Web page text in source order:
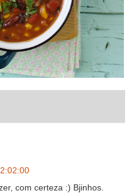
com certeza :) Bjinhos.